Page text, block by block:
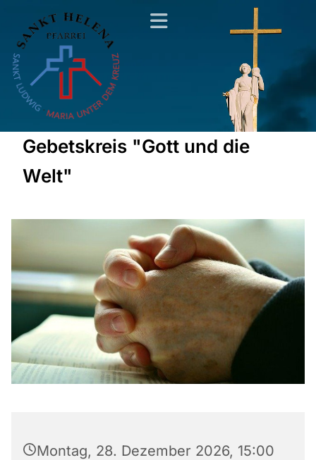
Gebetskreis "Gott und die
Welt"
Montag, 28. Dezember 2026, 15:00